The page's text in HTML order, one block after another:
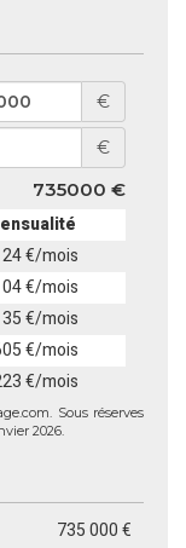
€
€
735000 €
€/mois
€/mois
€/mois
€/mois
€/mois
Sous réserves
2026.
735 000 €